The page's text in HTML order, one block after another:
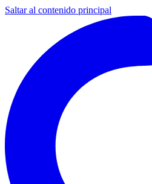
Saltar al contenido principal